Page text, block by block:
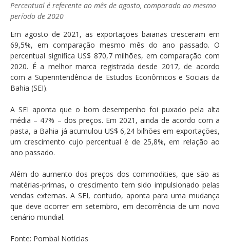
Percentual é referente ao mês de agosto, comparado ao mesmo
período de 2020
Em agosto de 2021, as exportações baianas cresceram em
69,5%, em comparação mesmo mês do ano passado. O
percentual significa US$ 870,7 milhões, em comparação com
2020. É a melhor marca registrada desde 2017, de acordo
com a Superintendência de Estudos Econômicos e Sociais da
Bahia (SEI).
A SEI aponta que o bom desempenho foi puxado pela alta
média – 47% – dos preços. Em 2021, ainda de acordo com a
pasta, a Bahia já acumulou US$ 6,24 bilhões em exportações,
um crescimento cujo percentual é de 25,8%, em relação ao
ano passado.
Além do aumento dos preços dos commodities, que são as
matérias-primas, o crescimento tem sido impulsionado pelas
vendas externas. A SEI, contudo, aponta para uma mudança
que deve ocorrer em setembro, em decorrência de um novo
cenário mundial.
Fonte: Pombal Notícias